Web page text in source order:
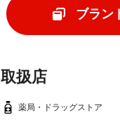
ブラン
取扱店
薬局・ドラッグストア